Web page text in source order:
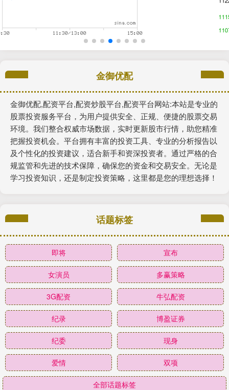
金御优配
金御优配,配资平台,配资炒股平台,配资平台网站:本站是专业的
股票投资服务平台，为用户提供安全、正规、便捷的股票交易
环境。我们整合权威市场数据，实时更新股市行情，助您精准
把握投资机会。平台拥有丰富的投资工具、专业的分析报告以
及个性化的投资建议，适合新手和资深投资者。通过严格的合
规监管和先进的技术保障，确保您的资金和交易安全。无论是
学习投资知识，还是制定投资策略，这里都是您的理想选择！
话题标签
即将 宣布
女演员 多赢策略
3G配资 牛弘配资
纪录 博盈证券
纪委 现身
爱情 双项
全部话题标签